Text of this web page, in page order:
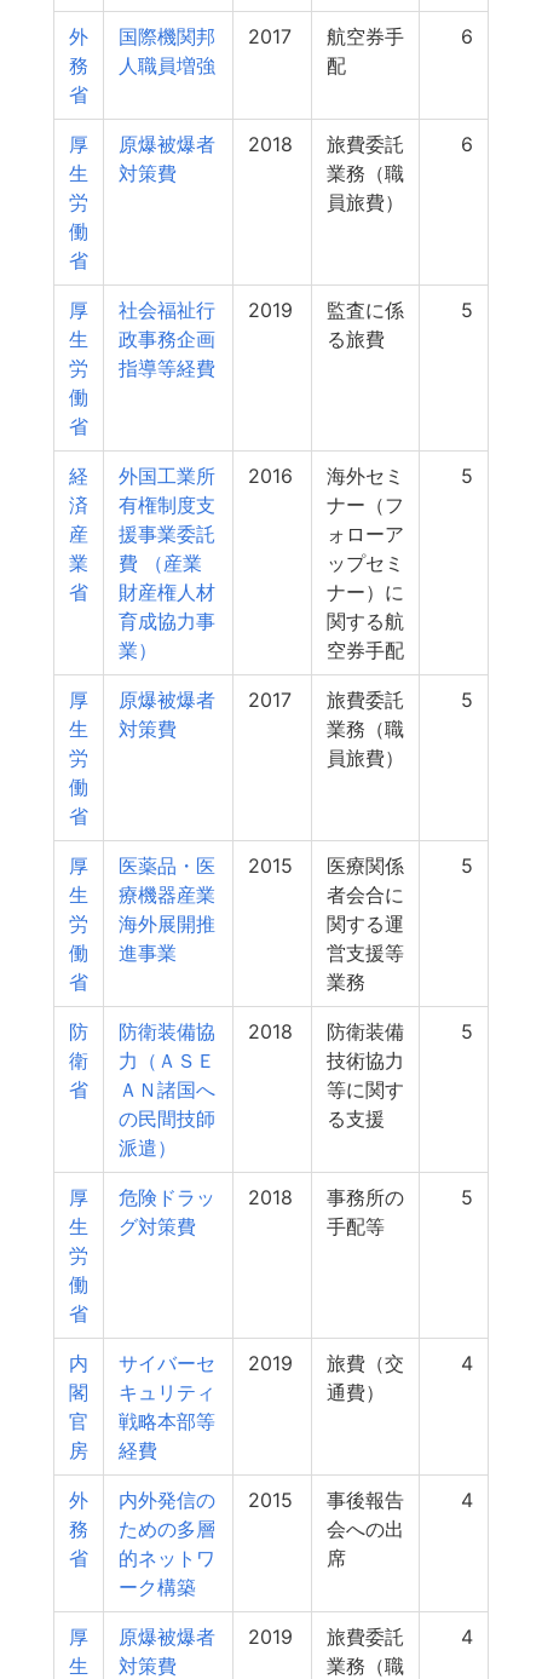
外
務
省
国際機関邦
人職員増強
2017
航空券手
配
6
厚
生
労
働
省
原爆被爆者
対策費
2018
旅費委託
業務（職
員旅費）
6
厚
生
労
働
省
社会福祉行
政事務企画
指導等経費
2019
監査に係
る旅費
5
経
済
産
業
省
外国工業所
有権制度支
援事業委託
費 （産業
財産権人材
育成協力事
業）
2016
海外セミ
ナー（フ
ォローア
ップセミ
ナー）に
関する航
空券手配
5
厚
生
労
働
省
原爆被爆者
対策費
2017
旅費委託
業務（職
員旅費）
5
厚
生
労
働
省
医薬品・医
療機器産業
海外展開推
進事業
2015
医療関係
者会合に
関する運
営支援等
業務
5
防
衛
省
防衛装備協
力（ＡＳＥ
ＡＮ諸国へ
の民間技師
派遣）
2018
防衛装備
技術協力
等に関す
る支援
5
厚
生
労
働
省
危険ドラッ
グ対策費
2018
事務所の
手配等
5
内
閣
官
房
サイバーセ
キュリティ
戦略本部等
経費
2019
旅費（交
通費）
4
外
務
省
内外発信の
ための多層
的ネットワ
ーク構築
2015
事後報告
会への出
席
4
厚
生
原爆被爆者
対策費
2019
旅費委託
業務（職
4